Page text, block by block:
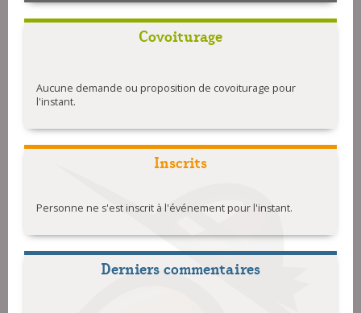
Covoiturage
Aucune demande ou proposition de covoiturage pour
l'instant.
Inscrits
Personne ne s'est inscrit à l'événement pour l'instant.
Derniers commentaires